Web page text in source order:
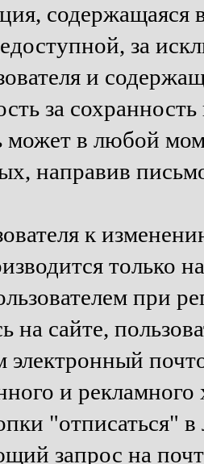
содержащаяся
за
и
за
может в любой
направив
к
только
при
на сайте,
электронный
и рекламного
"отписаться"
запрос на